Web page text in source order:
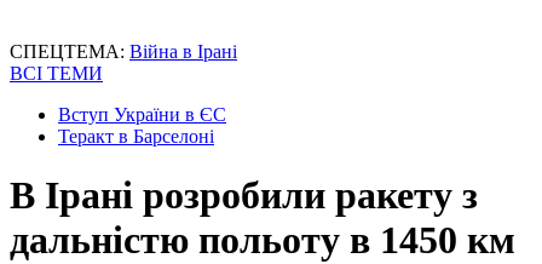
СПЕЦТЕМА: Війна в Ірані
ВСІ ТЕМИ
Вступ України в ЄС
Теракт в Барселоні
В Ірані розробили ракету з
дальністю польоту в 1450 км